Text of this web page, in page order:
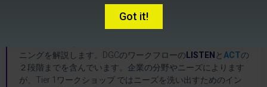
ニングを解説します。DGCのワークフローの LISTEN と ACTの
２段階までを含んでいます。企業の分野やニーズによります
が、Tier 1ワークショップ ではニーズを洗い出すためのイン
DGC Tier 1
Got it!